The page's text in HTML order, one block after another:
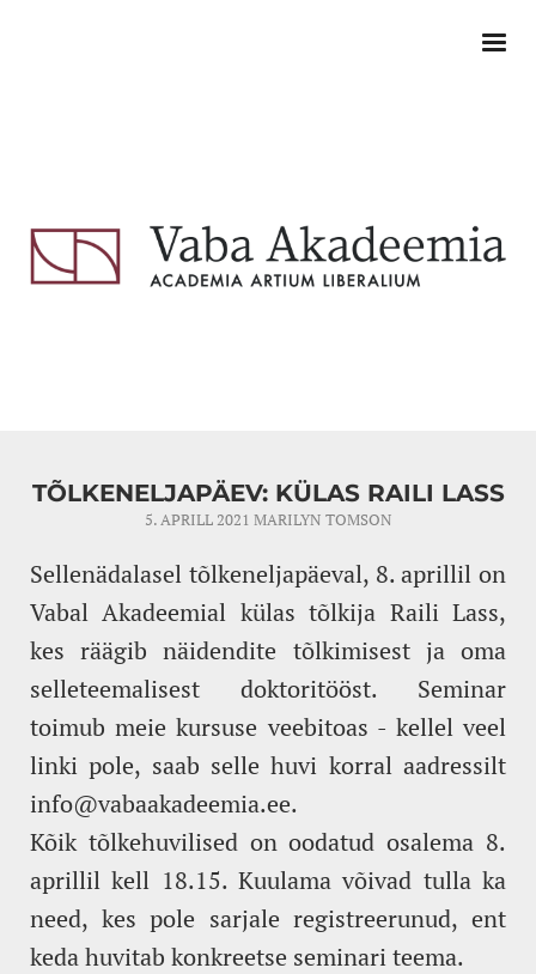
TÕLKENELJAPÄEV: KÜLAS RAILI LASS
5. APRILL 2021 MARILYN TOMSON
Sellenädalasel tõlkeneljapäeval, 8. aprillil on
Vabal Akadeemial külas tõlkija Raili Lass,
kes räägib näidendite tõlkimisest ja oma
selleteemalisest doktoritööst. Seminar
toimub meie kursuse veebitoas - kellel veel
linki pole, saab selle huvi korral aadressilt
info@vabaakadeemia.ee.
Kõik tõlkehuvilised on oodatud osalema 8.
aprillil kell 18.15. Kuulama võivad tulla ka
need, kes pole sarjale registreerunud, ent
keda huvitab konkreetse seminari teema.